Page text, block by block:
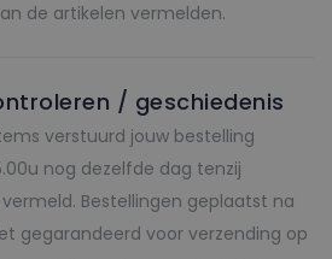
de artikelen vermelden.
/ geschiedenis
verstuurd jouw bestelling
nog dezelfde dag tenzij
Bestellingen geplaatst na
gegarandeerd voor verzending op